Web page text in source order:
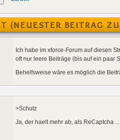
(NEUESTER BEITRAG
Ich habe im xforce-Forum auf diesen
oft nur leere Beiträge (bis auf ein paar
Behelfsweise wäre es möglich die
>Schutz
Ja, der haelt mehr ab, als ReCaptcha